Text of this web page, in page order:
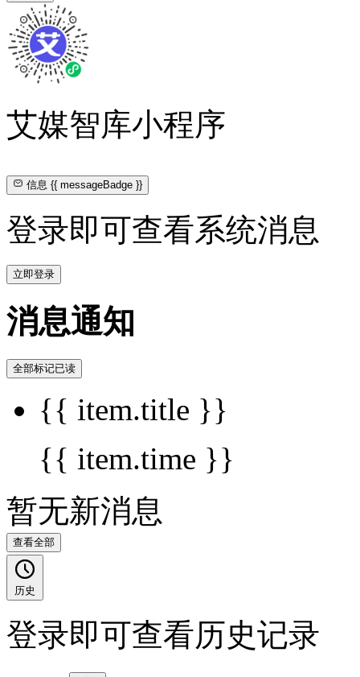
艾媒智库小程序
信息{{ messageBadge }}
登录即可查看系统消息
立即登录
消息通知
全部标记已读
{{ item.title }}
{{ item.time }}
暂无新消息
查看全部
历史
登录即可查看历史记录